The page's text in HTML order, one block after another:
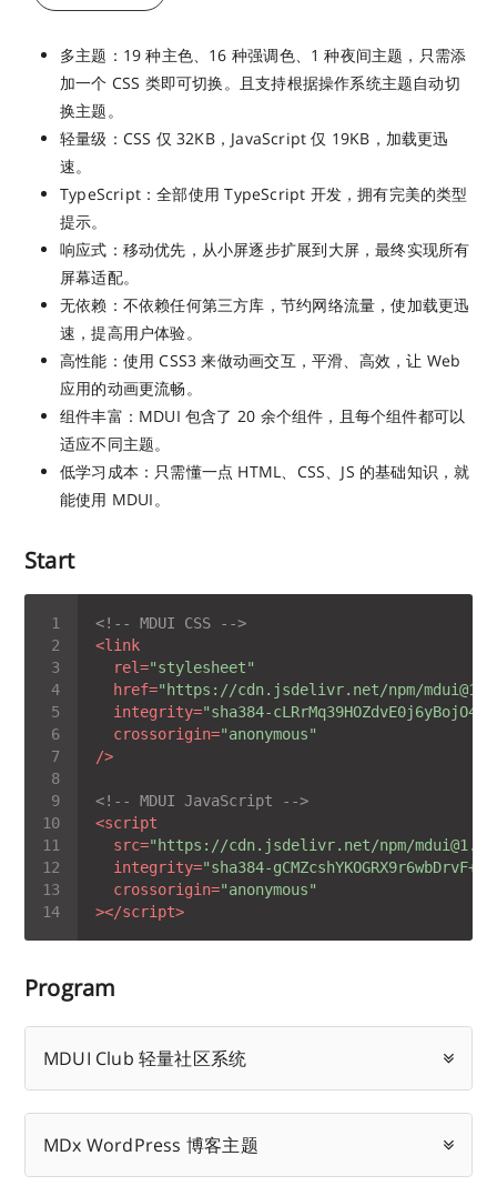
多主题：19 种主色、16 种强调色、1 种夜间主题，只需添
加一个 CSS 类即可切换。且支持根据操作系统主题自动切
换主题。
轻量级：CSS 仅 32KB，JavaScript 仅 19KB，加载更迅
速。
TypeScript：全部使用 TypeScript 开发，拥有完美的类型
提示。
响应式：移动优先，从小屏逐步扩展到大屏，最终实现所有
屏幕适配。
无依赖：不依赖任何第三方库，节约网络流量，使加载更迅
速，提高用户体验。
高性能：使用 CSS3 来做动画交互，平滑、高效，让 Web
应用的动画更流畅。
组件丰富：MDUI 包含了 20 余个组件，且每个组件都可以
适应不同主题。
低学习成本：只需懂一点 HTML、CSS、JS 的基础知识，就
能使用 MDUI。
Start
<!-- MDUI CSS -->
<link
rel="stylesheet"
href="https://cdn.jsdelivr.net/npm/
integrity="sha384-
crossorigin="anonymous"
/>
<!-- MDUI JavaScript -->
<script
src="https://cdn.jsdelivr.net/npm/
integrity="sha384-
crossorigin="anonymous"
></script>
Program
MDUI Club 轻量社区系统
MDx WordPress 博客主题